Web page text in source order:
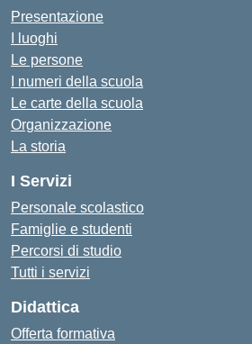
Presentazione
I luoghi
Le persone
I numeri della scuola
Le carte della scuola
Organizzazione
La storia
I Servizi
Personale scolastico
Famiglie e studenti
Percorsi di studio
Tutti i servizi
Didattica
Offerta formativa